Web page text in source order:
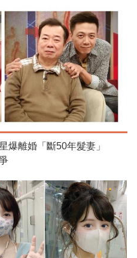
爆離婚「斷50年髮妻」